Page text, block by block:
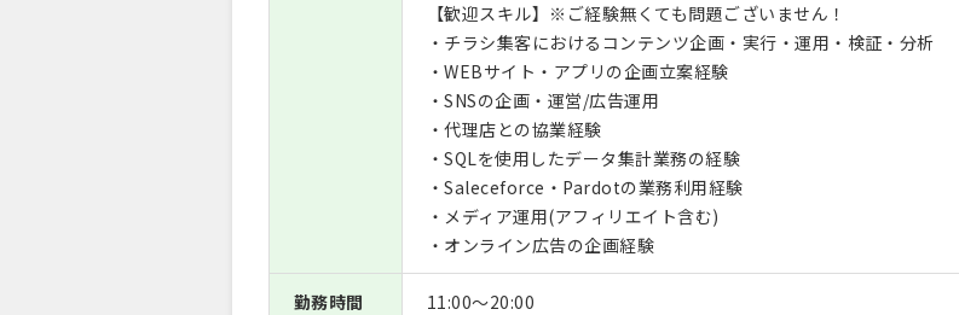
【歓迎スキル】※ご経験無くても問題ございません！
・チラシ集客におけるコンテンツ企画・実行・運用・検証・分析
・WEBサイト・アプリの企画立案経験
・SNSの企画・運営/広告運用
・代理店との協業経験
・SQLを使用したデータ集計業務の経験
・Saleceforce・Pardotの業務利用経験
・メディア運用(アフィリエイト含む)
・オンライン広告の企画経験
勤務時間
11:00〜20:00